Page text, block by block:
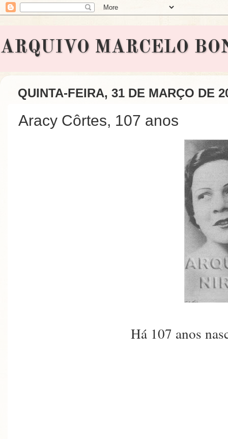
ARQUIVO MARCELO
QUINTA-FEIRA, 31 DE MARÇO DE
Aracy Côrtes, 107 anos
Há 107 anos